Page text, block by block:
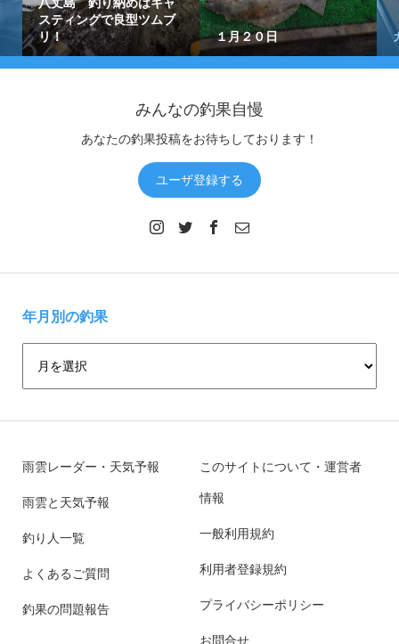
八丈島 釣り納めはキャ
スティングで良型ツムブ
リ！
１月２０日
みんなの釣果自慢
あなたの釣果投稿をお待ちしております！
ユーザ登録する
年月別の釣果
雨雲レーダー・天気予報
雨雲と天気予報
釣り人一覧
よくあるご質問
釣果の問題報告
このサイトについて・運営者
情報
一般利用規約
利用者登録規約
プライバシーポリシー
お問合せ